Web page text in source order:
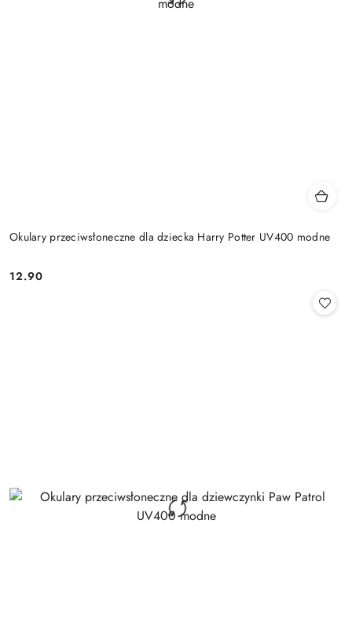
Okulary przeciwsłoneczne dla dziecka Harry Potter UV400 modne
Cena:
12.90